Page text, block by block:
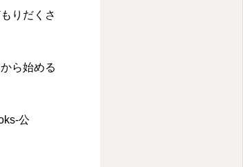
りだくさ
ら始める
公